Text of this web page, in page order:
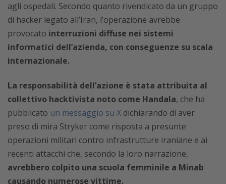
agli ospedali. Secondo quanto rivendicato da un gruppo
di hacker legato all’Iran, l’operazione avrebbe
provocato interruzioni diffuse nei sistemi
informatici dell’azienda, con conseguenze su scala
internazionale.
La responsabilità dell’azione è stata attribuita al
collettivo hacktivista noto come Handala, che ha
pubblicato un messaggio su X dichiarando di aver
preso di mira Stryker come risposta a presunte
operazioni militari contro infrastrutture iraniane e ai
recenti attacchi che, secondo la loro narrazione,
avrebbero colpito una scuola femminile a Minab
causando numerose vittime.